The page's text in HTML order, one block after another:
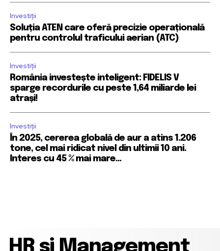
Investiții
Soluția ATEN care oferă precizie operațională
pentru controlul traficului aerian (ATC)
Investiții
România investește inteligent: FIDELIS V
sparge recordurile cu peste 1,64 miliarde lei
atrași!
Investiții
În 2025, cererea globală de aur a atins 1.206
tone, cel mai ridicat nivel din ultimii 10 ani.
Interes cu 45 % mai mare...